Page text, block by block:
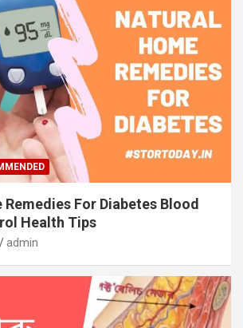
For Diabetes Blood
Health Tips
admin